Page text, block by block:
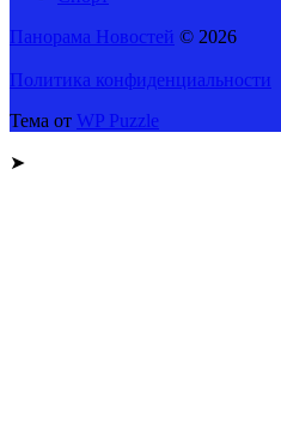
Панорама Новостей © 2026
Политика конфиденциальности
Тема от WP Puzzle
➤